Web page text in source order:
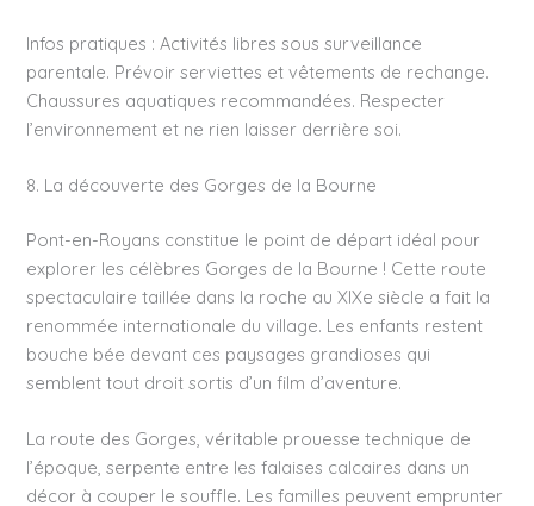
Infos pratiques : Activités libres sous surveillance
parentale. Prévoir serviettes et vêtements de rechange.
Chaussures aquatiques recommandées. Respecter
l’environnement et ne rien laisser derrière soi.
8. La découverte des Gorges de la Bourne
Pont-en-Royans constitue le point de départ idéal pour
explorer les célèbres Gorges de la Bourne ! Cette route
spectaculaire taillée dans la roche au XIXe siècle a fait la
renommée internationale du village. Les enfants restent
bouche bée devant ces paysages grandioses qui
semblent tout droit sortis d’un film d’aventure.
La route des Gorges, véritable prouesse technique de
l’époque, serpente entre les falaises calcaires dans un
décor à couper le souffle. Les familles peuvent emprunter